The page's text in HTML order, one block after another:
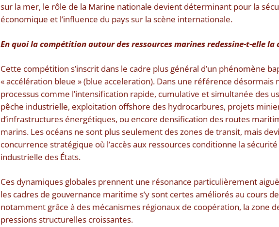
sur la mer, le rôle de la Marine nationale devient déterminant pour la
économique et l’influence du pays sur la scène internationale.
En quoi la compétition autour des ressources marines redessine-t-elle la
Cette compétition s’inscrit dans le cadre plus général d’un phénomène
« accélération bleue » (blue acceleration). Dans une référence désormais
processus comme l’intensification rapide, cumulative et simultanée des
pêche industrielle, exploitation offshore des hydrocarbures, projets
d’infrastructures énergétiques, ou encore densification des routes
marins. Les océans ne sont plus seulement des zones de transit, mais
concurrence stratégique où l’accès aux ressources conditionne la
industrielle des États.
Ces dynamiques globales prennent une résonance particulièrement
les cadres de gouvernance maritime s’y sont certes améliorés au cours
notamment grâce à des mécanismes régionaux de coopération, la zone
pressions structurelles croissantes.